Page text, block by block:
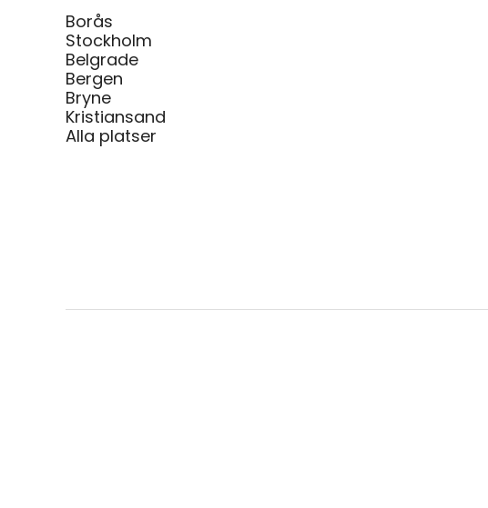
Borås
Stockholm
Belgrade
Bergen
Bryne
Kristiansand
Alla platser